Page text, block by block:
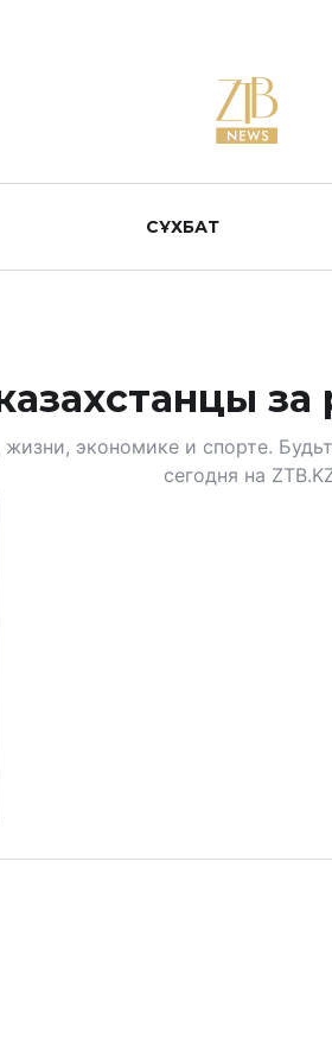
СҰХБАТ
экономике и спорте.
сегодня на